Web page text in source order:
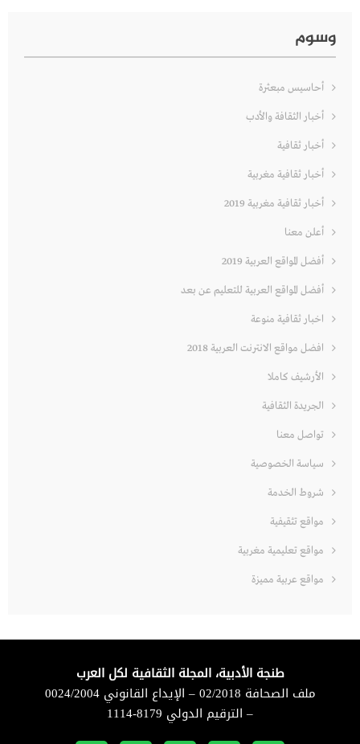
وسوم
أحاسيس مبعثرة
أخبار الثقافة والأدب
أخبار ثقافية
أخبار ثقافية مغربية
أخبار ثقافية مغربية 2019
أعلن معنا
أفضل المواقع العربية 2019
أفضل المواقع العربية للتعليم عن بعد
اخبار ثقافية منوعة
افضل مواقع الانترنت العربية 2018
الأرشيف كاملا
الجريدة الثقافية
تواصل معنا
سياسة الخصوصية
شروط الخدمة
مواقع تثقيفية
مواقع تعليمية مغربية
مواقع عربية مميزة
طنجة الأدبية، المجلة الثقافية لكل العرب
ملف الصحافة 02/2018 – الإيداع القانوني 0024/2004
– الترقيم الدولي 8179-1114